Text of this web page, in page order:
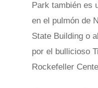
Park también es
en el pulmón de
State Building o
por el bullicioso
Rockefeller